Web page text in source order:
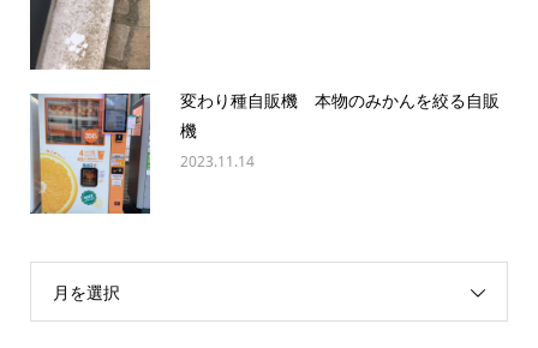
変わり種自販機 本物のみかんを絞る自販
機
2023.11.14
月を選択